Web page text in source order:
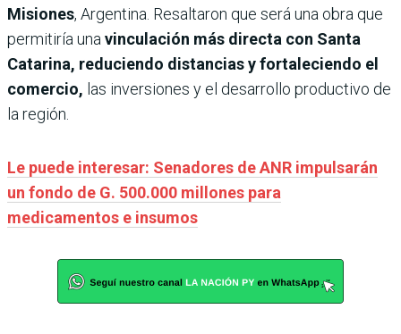
Misiones, Argentina. Resaltaron que será una obra que
permitiría unavinculación más directa con Santa
Catarina, reduciendo distancias y fortaleciendo el
comercio, las inversiones y el desarrollo productivo de
la región.
Le puede interesar: Senadores de ANR impulsarán
un fondo de G. 500.000 millones para
medicamentos e insumos